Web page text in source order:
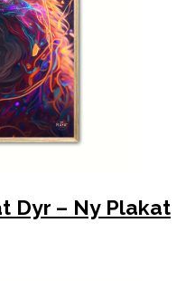
Dyr – Ny Plakat